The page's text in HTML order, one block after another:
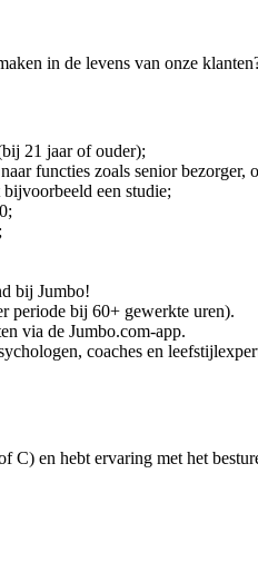
in de levens van onze
21 jaar of ouder);
functies zoals senior bezorger,
een studie;
bij Jumbo!
periode bij 60+ gewerkte uren).
via de Jumbo.com-app.
coaches en
en hebt ervaring met het